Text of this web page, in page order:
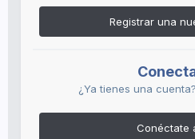
Registrar una
¿Ya tienes una
Conéctate